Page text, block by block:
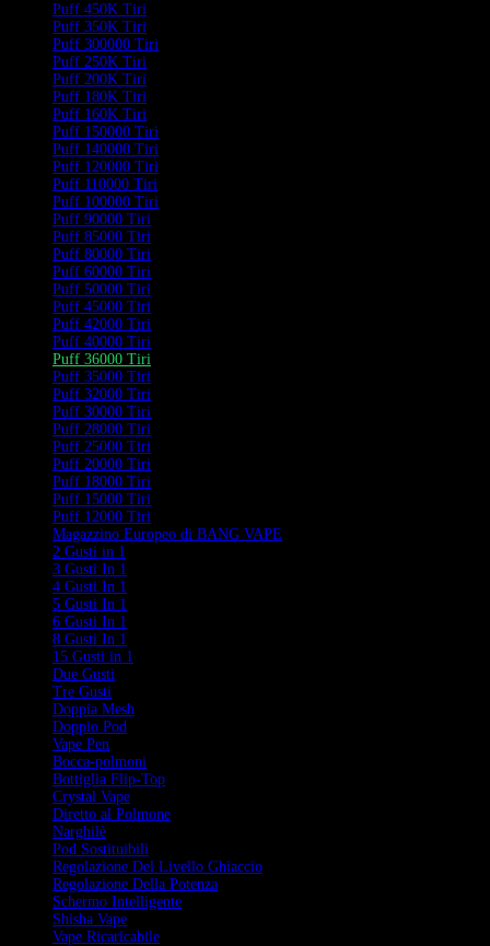
Puff 450K Tiri
Puff 350K Tiri
Puff 300000 Tiri
Puff 250K Tiri
Puff 200K Tiri
Puff 180K Tiri
Puff 160K Tiri
Puff 150000 Tiri
Puff 140000 Tiri
Puff 120000 Tiri
Puff 110000 Tiri
Puff 100000 Tiri
Puff 90000 Tiri
Puff 85000 Tiri
Puff 80000 Tiri
Puff 60000 Tiri
Puff 50000 Tiri
Puff 45000 Tiri
Puff 42000 Tiri
Puff 40000 Tiri
Puff 36000 Tiri
Puff 35000 Tiri
Puff 32000 Tiri
Puff 30000 Tiri
Puff 28000 Tiri
Puff 25000 Tiri
Puff 20000 Tiri
Puff 18000 Tiri
Puff 15000 Tiri
Puff 12000 Tiri
Magazzino Europeo di BANG VAPE
2 Gusti in 1
3 Gusti In 1
4 Gusti In 1
5 Gusti In 1
6 Gusti In 1
8 Gusti In 1
15 Gusti in 1
Due Gusti
Tre Gusti
Doppia Mesh
Doppio Pod
Vape Pen
Bocca-polmoni
Bottiglia Flip-Top
Crystal Vape
Diretto al Polmone
Narghilè
Pod Sostituibili
Regolazione Del Livello Ghiaccio
Regolazione Della Potenza
Schermo Intelligente
Shisha Vape
Vape Ricaricabile